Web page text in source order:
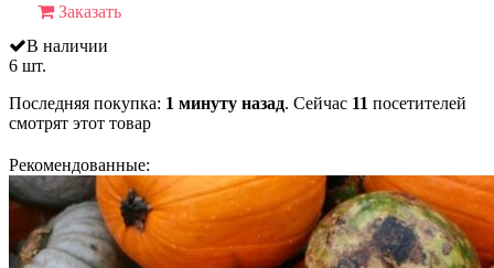
Заказать
В наличии
6 шт.
Последняя покупка: 1 минуту назад. Сейчас 11 посетителей
смотрят этот товар
Рекомендованные: